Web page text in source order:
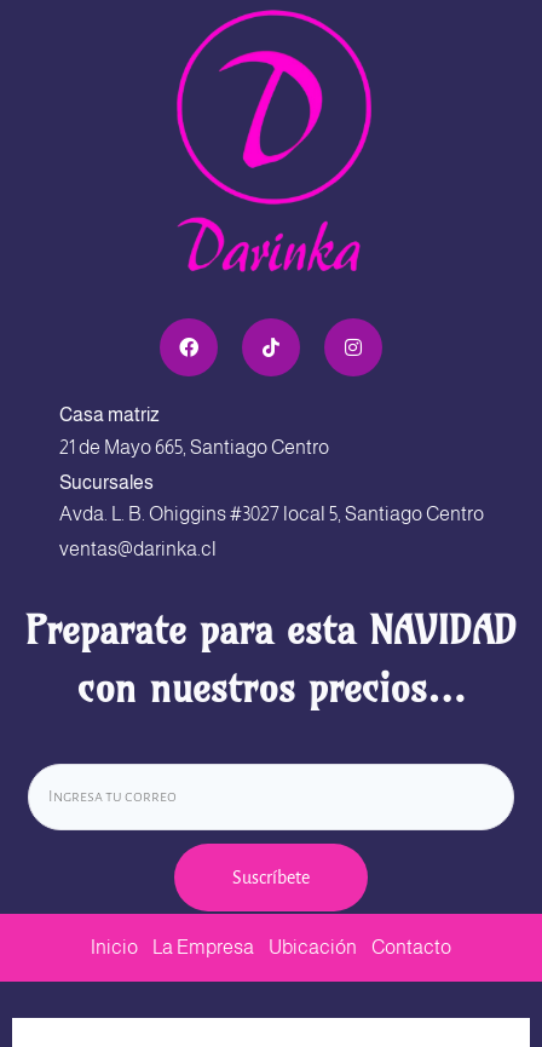
Casa matriz
21 de Mayo 665, Santiago Centro
Sucursales
Avda. L. B. Ohiggins #3027 local 5, Santiago Centro
ventas@darinka.cl
Preparate para esta NAVIDAD
con nuestros precios…
Suscríbete
Inicio La Empresa Ubicación Contacto